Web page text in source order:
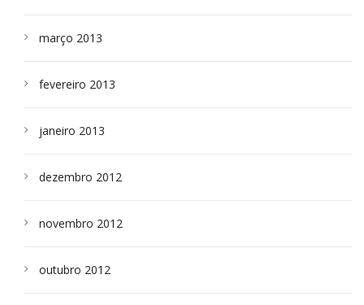
março 2013
fevereiro 2013
janeiro 2013
dezembro 2012
novembro 2012
outubro 2012